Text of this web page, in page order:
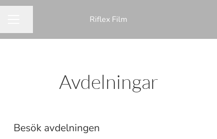
Riflex Film
Avdelningar
Utveckling och Kvalitet
Besök avdelningen